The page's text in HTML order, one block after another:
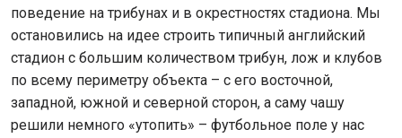
поведение на трибунах и в окрестностях стадиона. Мы
остановились на идее строить типичный английский
стадион с большим количеством трибун, лож и клубов
по всему периметру объекта – с его восточной,
западной, южной и северной сторон, а саму чашу
решили немного «утопить» – футбольное поле у нас